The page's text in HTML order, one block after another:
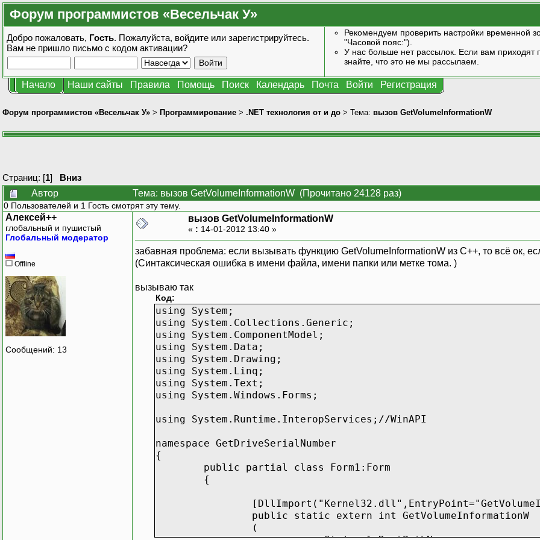
Форум программистов «Весельчак У»
Добро пожаловать, Гость. Пожалуйста, войдите или зарегистрируйтесь.
Вам не пришло письмо с кодом активации?
Рекомендуем проверить настройки
"Часовой пояс:").
У нас больше нет рассылок. Если вам
знайте, что это не мы рассылаем.
Начало Наши сайты Правила Помощь Поиск Календарь Почта Войти Регистрация
Форум программистов «Весельчак У» > Программирование > .NET технология от и до > Тема: вызов GetVolumeInformationW
Страниц: [1] Вниз
Автор
Тема: вызов GetVolumeInformationW (Прочитано 24128 раз)
0 Пользователей и 1 Гость смотрят эту тему.
Алексей++
глобальный и пушистый
Глобальный модератор
Offline
Сообщений: 13
вызов GetVolumeInformationW
« : 14-01-2012 13:40 »
забавная проблема: если вызывать функцию GetVolumeInformationW из C++, то всё ок,
(Синтаксическая ошибка в имени файла, имени папки или метке тома. )
вызываю так
Код:
using System;
using System.Collections.Generic;
using System.ComponentModel;
using System.Data;
using System.Drawing;
using System.Linq;
using System.Text;
using System.Windows.Forms;
using System.Runtime.InteropServices;//WinAPI
namespace GetDriveSerialNumber
{
public partial class Form1:Form
{
public static extern int GetVolumeInformationW
(